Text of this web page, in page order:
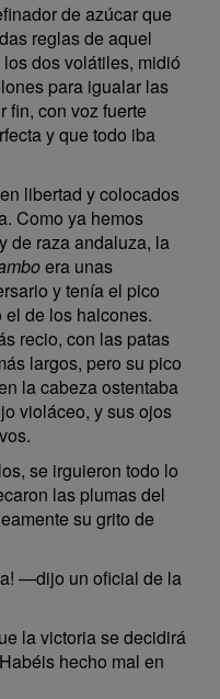
de azúcar que
reglas de aquel
dos volátiles, midió
para igualar las
fin, con voz fuerte
y que todo iba
libertad y colocados
Como ya hemos
de raza andaluza, la
era unas
y tenía el pico
de los halcones.
recio, con las patas
largos, pero su pico
la cabeza ostentaba
violáceo, y sus ojos
se irguieron todo lo
las plumas del
su grito de
—dijo un oficial de la
la victoria se decidirá
hecho mal en